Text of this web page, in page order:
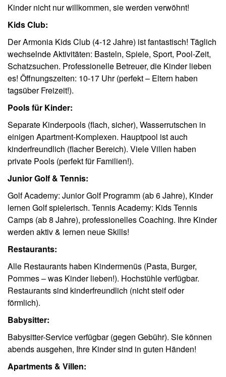
Kinder nicht nur willkommen, sie werden verwöhnt!
Kids Club:
Der Armonia Kids Club (4-12 Jahre) ist fantastisch! Täglich
wechselnde Aktivitäten: Basteln, Spiele, Sport, Pool-Zeit,
Schatzsuchen. Professionelle Betreuer, die Kinder lieben
es! Öffnungszeiten: 10-17 Uhr (perfekt – Eltern haben
tagsüber Freizeit!).
Pools für Kinder:
Separate Kinderpools (flach, sicher), Wasserrutschen in
einigen Apartment-Komplexen. Hauptpool ist auch
kinderfreundlich (flacher Bereich). Viele Villen haben
private Pools (perfekt für Familien!).
Junior Golf & Tennis:
Golf Academy: Junior Golf Programm (ab 6 Jahre), Kinder
lernen Golf spielerisch. Tennis Academy: Kids Tennis
Camps (ab 8 Jahre), professionelles Coaching. Ihre Kinder
werden aktiv & lernen neue Skills!
Restaurants:
Alle Restaurants haben Kindermenüs (Pasta, Burger,
Pommes – was Kinder lieben!). Hochstühle verfügbar.
Restaurants sind kinderfreundlich (nicht steif oder
förmlich).
Babysitter:
Babysitter-Service verfügbar (gegen Gebühr). Sie können
abends ausgehen, Ihre Kinder sind in guten Händen!
Apartments & Villen: